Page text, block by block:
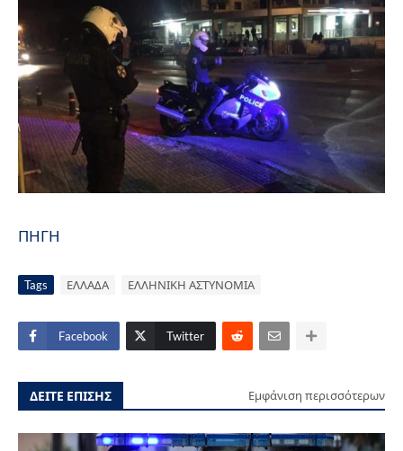
ΠΗΓΗ
Tags ΕΛΛΑΔΑ ΕΛΛΗΝΙΚΗ ΑΣΤΥΝΟΜΙΑ
Facebook Twitter
ΔΕΙΤΕ ΕΠΙΣΗΣ Εμφάνιση περισσότερων